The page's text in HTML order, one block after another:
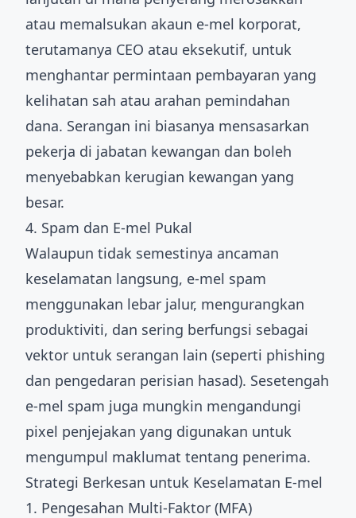
atau memalsukan akaun e-mel korporat,
terutamanya CEO atau eksekutif, untuk
menghantar permintaan pembayaran yang
kelihatan sah atau arahan pemindahan
dana. Serangan ini biasanya mensasarkan
pekerja di jabatan kewangan dan boleh
menyebabkan kerugian kewangan yang
besar.
4. Spam dan E-mel Pukal
Walaupun tidak semestinya ancaman
keselamatan langsung, e-mel spam
menggunakan lebar jalur, mengurangkan
produktiviti, dan sering berfungsi sebagai
vektor untuk serangan lain (seperti phishing
dan pengedaran perisian hasad). Sesetengah
e-mel spam juga mungkin mengandungi
pixel penjejakan yang digunakan untuk
mengumpul maklumat tentang penerima.
Strategi Berkesan untuk Keselamatan E-mel
1. Pengesahan Multi-Faktor (MFA)